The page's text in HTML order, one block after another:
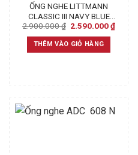
ỐNG NGHE LITTMANN
CLASSIC III NAVY BLUE
5622.
2.900.000₫ Original
was:
2.900.000 ₫.
2.590.000₫Current
THÊM VÀO GIỎ HÀNG